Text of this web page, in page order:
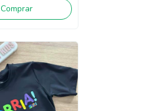
Comprar